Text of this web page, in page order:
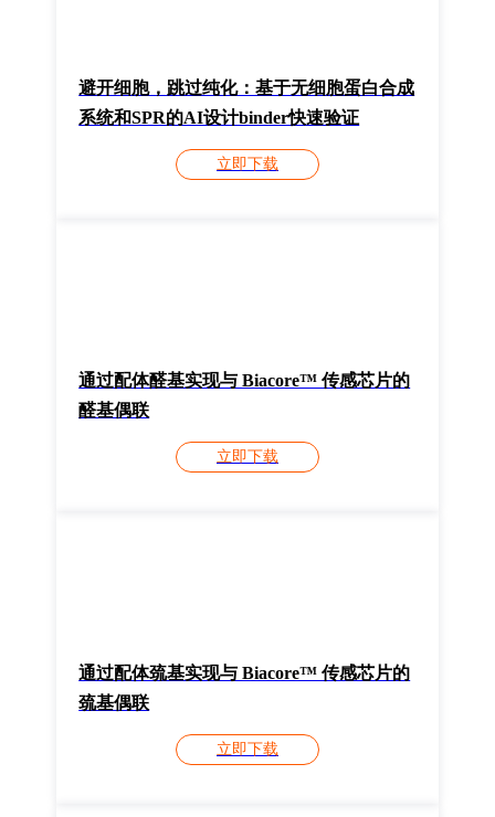
避开细胞，跳过纯化：基于无细胞蛋白合成
系统和SPR的AI设计binder快速验证
立即下载
通过配体醛基实现与 Biacore™ 传感芯片的
醛基偶联
立即下载
通过配体巯基实现与 Biacore™ 传感芯片的
巯基偶联
立即下载